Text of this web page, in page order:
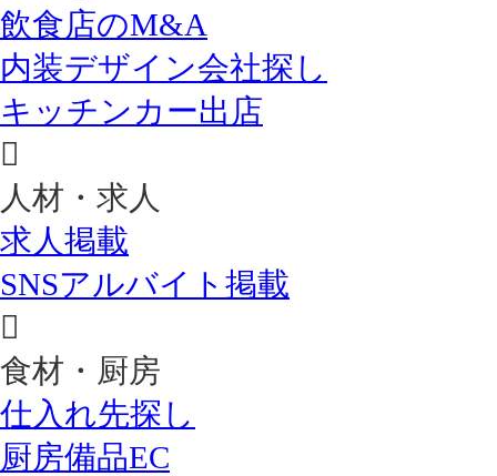
飲食店のM&A
内装デザイン会社探し
キッチンカー出店
人材・求人
求人掲載
SNSアルバイト掲載
食材・厨房
仕入れ先探し
厨房備品EC